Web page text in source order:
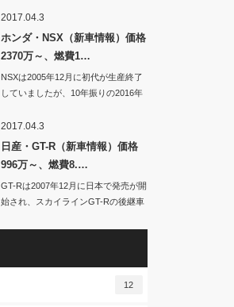
2017.04.3
ホンダ・NSX（新車情報）価格
2370万～、燃費1…
NSXは2005年12月に初代が生産終了
していましたが、10年振りの2016年
2017.04.3
日産・GT-R（新車情報）価格
996万～、燃費8.…
GT-Rは2007年12月に日本で発売が開
始され、スカイラインGT-Rの後継車
12